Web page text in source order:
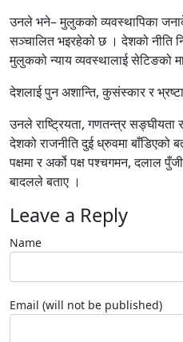
उनले भने– मुलुकको व्यवस्थापिका
सञ्चालित भइरहेको छ । देशको नीति
मुलुकको न्याय व्यवस्थालाई सेटिङको
देशलाई पुन अशान्ति, कुसंस्कार र
उनले राष्ट्रियता, गणतन्त्र सङ्घीयता
देशको राजनीति दुई ध्रुवमा बाँडिएको
पक्षमा र अर्को पक्ष पश्चगमन, दलाल
बादलले बताए ।
Leave a Reply
Name
Email (will not be published)